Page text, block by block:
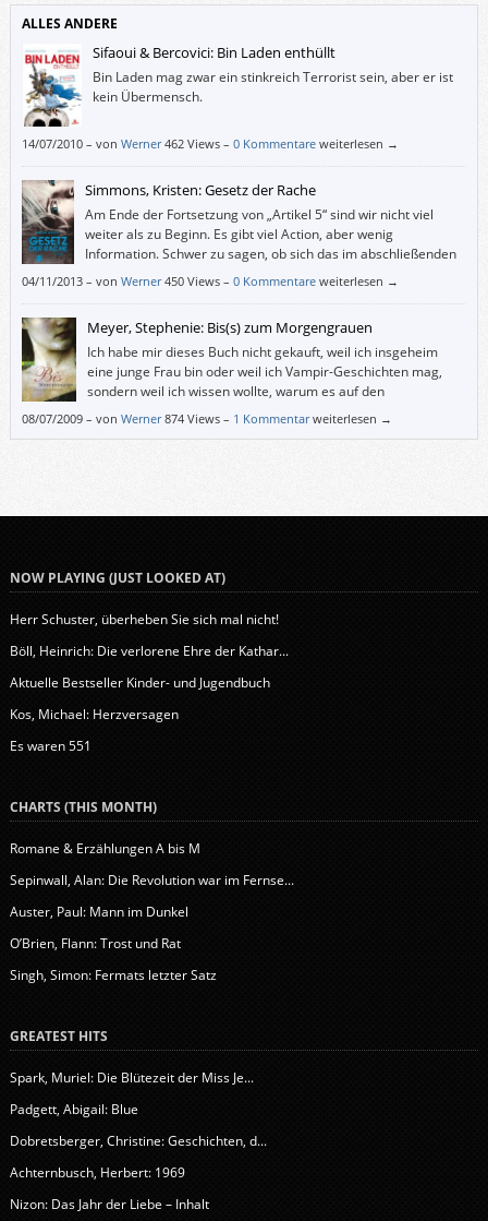
ALLES ANDERE
Sifaoui & Bercovici: Bin Laden enthüllt
Bin Laden mag zwar ein stinkreich Terrorist sein, aber er ist
kein Übermensch.
14/07/2010– von Werner 462 Views – 0 Kommentare weiterlesen →
Simmons, Kristen: Gesetz der Rache
Am Ende der Fortsetzung von „Artikel 5“ sind wir nicht viel
weiter als zu Beginn. Es gibt viel Action, aber wenig
Information. Schwer zu sagen, ob sich das im abschließenden
Band der Ember-Trilogie ändern wird. Leider hat mich „Gesetz
04/11/2013– von Werner 450 Views – 0 Kommentare weiterlesen →
Meyer, Stephenie: Bis(s) zum Morgengrauen
Ich habe mir dieses Buch nicht gekauft, weil ich insgeheim
eine junge Frau bin oder weil ich Vampir-Geschichten mag,
sondern weil ich wissen wollte, warum es auf den
Bestsellerlisten ganz oben steht. Und ich habe es mit
08/07/2009– von Werner 874 Views – 1 Kommentar weiterlesen →
NOW PLAYING (JUST LOOKED AT)
Herr Schuster, überheben Sie sich mal nicht!
Böll, Heinrich: Die verlorene Ehre der Kathar...
Aktuelle Bestseller Kinder- und Jugendbuch
Kos, Michael: Herzversagen
Es waren 551
CHARTS (THIS MONTH)
Romane & Erzählungen A bis M
Sepinwall, Alan: Die Revolution war im Fernse...
Auster, Paul: Mann im Dunkel
O’Brien, Flann: Trost und Rat
Singh, Simon: Fermats letzter Satz
GREATEST HITS
Spark, Muriel: Die Blütezeit der Miss Je...
Padgett, Abigail: Blue
Dobretsberger, Christine: Geschichten, d...
Achternbusch, Herbert: 1969
Nizon: Das Jahr der Liebe – Inhalt